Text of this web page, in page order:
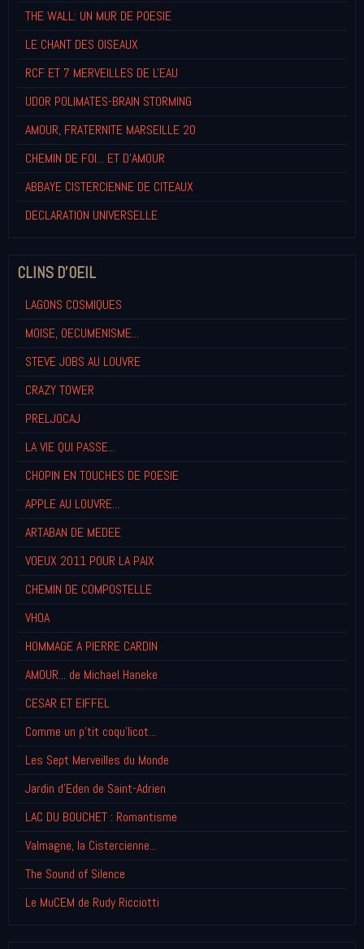
THE WALL: UN MUR DE POESIE
LE CHANT DES OISEAUX
RCF ET 7 MERVEILLES DE L'EAU
UDOR POLIMATES-BRAIN STORMING
AMOUR, FRATERNITE MARSEILLE 20
CHEMIN DE FOI... ET D'AMOUR
ABBAYE CISTERCIENNE DE CITEAUX
DECLARATION UNIVERSELLE
CLINS D'OEIL
LAGONS COSMIQUES
MOISE, OECUMENISME...
STEVE JOBS AU LOUVRE
CRAZY TOWER
PRELJOCAJ
LA VIE QUI PASSE...
CHOPIN EN TOUCHES DE POESIE
APPLE AU LOUVRE...
ARTABAN DE MEDEE
VOEUX 2011 POUR LA PAIX
CHEMIN DE COMPOSTELLE
VHOA
HOMMAGE A PIERRE CARDIN
AMOUR... de Michael Haneke
CESAR ET EIFFEL
Comme un p'tit coqu'licot...
Les Sept Merveilles du Monde
Jardin d'Eden de Saint-Adrien
LAC DU BOUCHET : Romantisme
Valmagne, la Cistercienne...
The Sound of Silence
Le MuCEM de Rudy Ricciotti